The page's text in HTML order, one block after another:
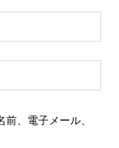
メ
ー
ェ
、電子メール、